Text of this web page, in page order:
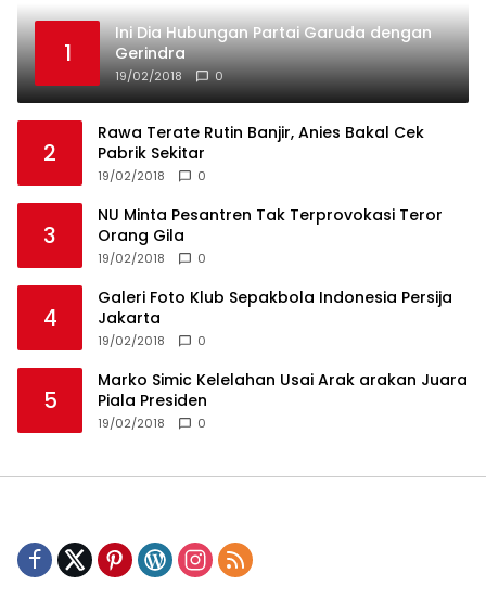
1
Ini Dia Hubungan Partai Garuda dengan
Gerindra
19/02/2018 0
2
Rawa Terate Rutin Banjir, Anies Bakal Cek
Pabrik Sekitar
19/02/2018 0
3
NU Minta Pesantren Tak Terprovokasi Teror
Orang Gila
19/02/2018 0
4
Galeri Foto Klub Sepakbola Indonesia Persija
Jakarta
19/02/2018 0
5
Marko Simic Kelelahan Usai Arak arakan Juara
Piala Presiden
19/02/2018 0